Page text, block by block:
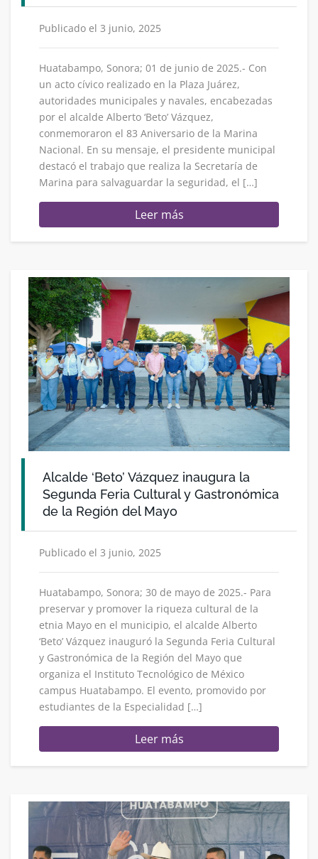
Publicado el 3 junio, 2025
Huatabampo, Sonora; 01 de junio de 2025.- Con
un acto cívico realizado en la Plaza Juárez,
autoridades municipales y navales, encabezadas
por el alcalde Alberto ‘Beto’ Vázquez,
conmemoraron el 83 Aniversario de la Marina
Nacional. En su mensaje, el presidente municipal
destacó el trabajo que realiza la Secretaría de
Marina para salvaguardar la seguridad, el […]
Leer más
Alcalde ‘Beto’ Vázquez inaugura la
Segunda Feria Cultural y Gastronómica
de la Región del Mayo
Publicado el 3 junio, 2025
Huatabampo, Sonora; 30 de mayo de 2025.- Para
preservar y promover la riqueza cultural de la
etnia Mayo en el municipio, el alcalde Alberto
‘Beto’ Vázquez inauguró la Segunda Feria Cultural
y Gastronómica de la Región del Mayo que
organiza el Instituto Tecnológico de México
campus Huatabampo. El evento, promovido por
estudiantes de la Especialidad […]
Leer más